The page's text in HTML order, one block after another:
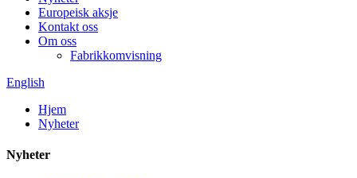
Europeisk aksje
Kontakt oss
Om oss
Fabrikkomvisning
English
Hjem
Nyheter
Nyheter